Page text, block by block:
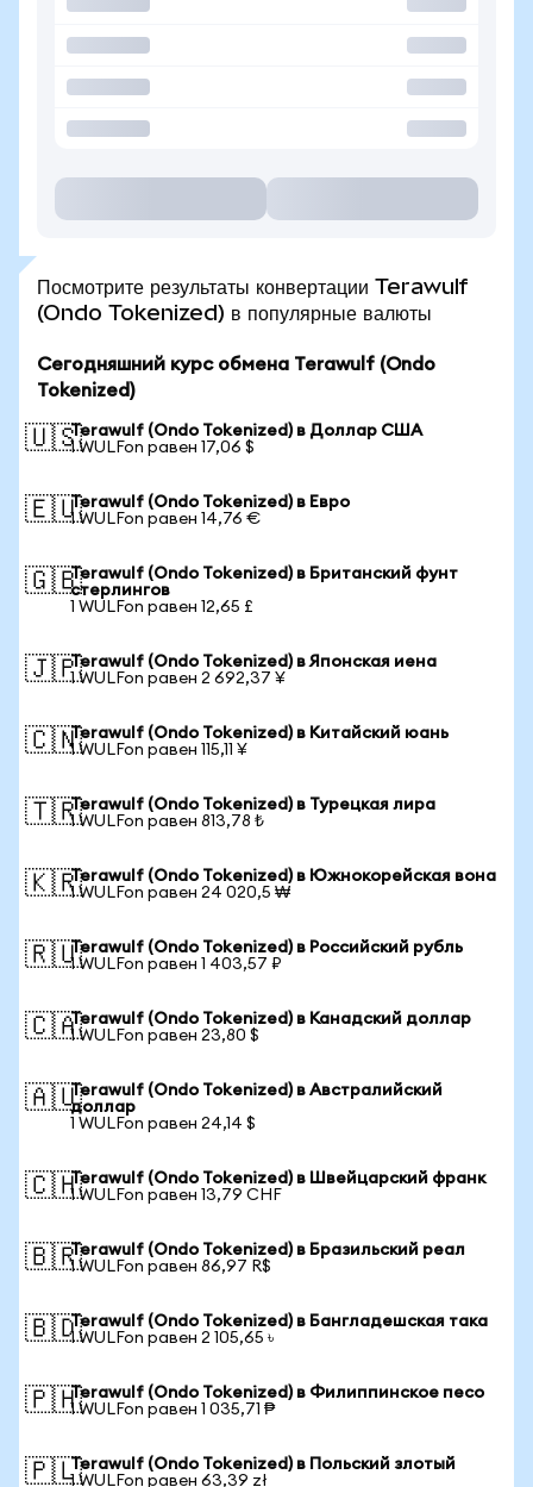
Посмотрите результаты конвертации Terawulf
(Ondo Tokenized) в популярные валюты
Сегодняшний курс обмена Terawulf (Ondo
Tokenized)
🇺🇸Terawulf (Ondo Tokenized) в Доллар США
1 WULFon равен 17,06 $
🇪🇺Terawulf (Ondo Tokenized) в Евро
1 WULFon равен 14,76 €
🇬🇧Terawulf (Ondo Tokenized) в Британский фунт
стерлингов
1 WULFon равен 12,65 £
🇯🇵Terawulf (Ondo Tokenized) в Японская иена
1 WULFon равен 2 692,37 ¥
🇨🇳Terawulf (Ondo Tokenized) в Китайский юань
1 WULFon равен 115,11 ¥
🇹🇷Terawulf (Ondo Tokenized) в Турецкая лира
1 WULFon равен 813,78 ₺
🇰🇷Terawulf (Ondo Tokenized) в Южнокорейская вона
1 WULFon равен 24 020,5 ₩
🇷🇺Terawulf (Ondo Tokenized) в Российский рубль
1 WULFon равен 1 403,57 ₽
🇨🇦Terawulf (Ondo Tokenized) в Канадский доллар
1 WULFon равен 23,80 $
🇦🇺Terawulf (Ondo Tokenized) в Австралийский
доллар
1 WULFon равен 24,14 $
🇨🇭Terawulf (Ondo Tokenized) в Швейцарский франк
1 WULFon равен 13,79 CHF
🇧🇷Terawulf (Ondo Tokenized) в Бразильский реал
1 WULFon равен 86,97 R$
🇧🇩Terawulf (Ondo Tokenized) в Бангладешская така
1 WULFon равен 2 105,65 ৳
🇵🇭Terawulf (Ondo Tokenized) в Филиппинское песо
1 WULFon равен 1 035,71 ₱
🇵🇱Terawulf (Ondo Tokenized) в Польский злотый
1 WULFon равен 63,39 zł